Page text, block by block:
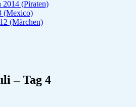
2014 (Piraten)
(Mexico)
(Märchen)
– Tag 4